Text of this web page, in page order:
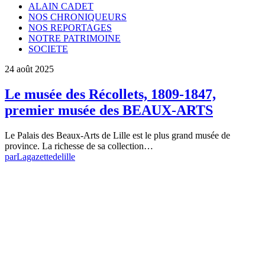
ALAIN CADET
NOS CHRONIQUEURS
NOS REPORTAGES
NOTRE PATRIMOINE
SOCIETE
24 août 2025
Le musée des Récollets, 1809-1847,
premier musée des BEAUX-ARTS
Le Palais des Beaux-Arts de Lille est le plus grand musée de
province. La richesse de sa collection…
parLagazettedelille